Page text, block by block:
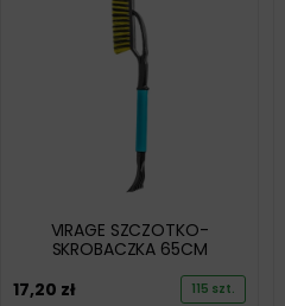
VIRAGE SZCZOTKO-
SKROBACZKA 65CM
17,20 zł 115 szt.